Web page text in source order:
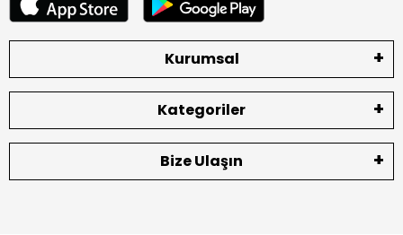
Kurumsal
Kategoriler
Bize Ulaşın